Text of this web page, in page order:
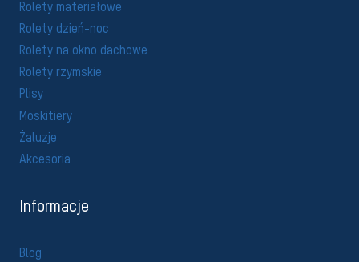
Rolety materiałowe
Rolety dzień-noc
Rolety na okno dachowe
Rolety rzymskie
Plisy
Moskitiery
Żaluzje
Akcesoria
Informacje
Blog